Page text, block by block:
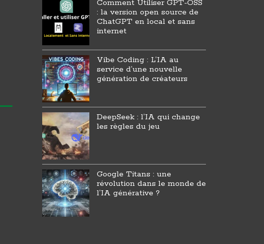
Comment Utiliser GPT-OSS
: la version open source de
ChatGPT en local et sans
internet
Vibe Coding : L’IA au
service d’une nouvelle
génération de créateurs
DeepSeek : l’IA qui change
les règles du jeu
Google Titans : une
révolution dans le monde de
l’IA générative ?